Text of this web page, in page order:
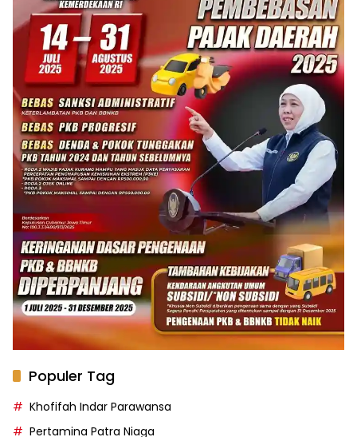
Populer Tag
Khofifah Indar Parawansa
Pertamina Patra Niaga